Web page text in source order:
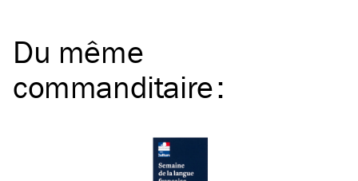
Du même
commanditaire: